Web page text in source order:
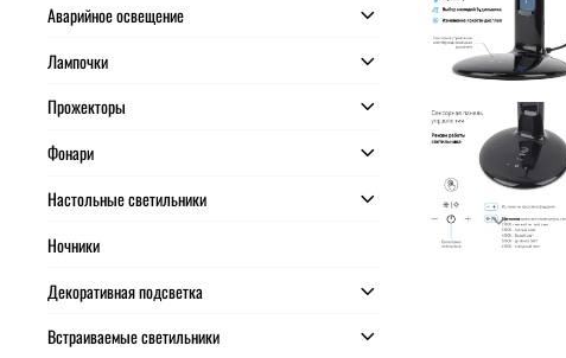
Аварийное освещение
Лампочки
Прожекторы
Фонари
Настольные светильники
Ночники
Декоративная подсветка
Встраиваемые светильники